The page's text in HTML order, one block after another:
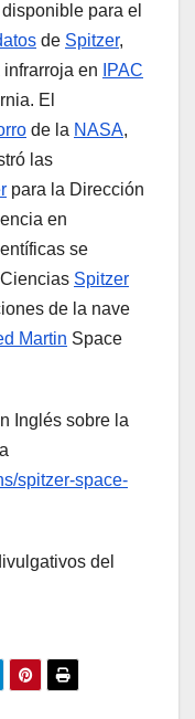
para el
de Spitzer,
en
IPAC
El
de la NASA,
las
para la Dirección
en
se
Spitzer
de la nave
Martin Space
Inglés sobre la
spitzer-space-
del